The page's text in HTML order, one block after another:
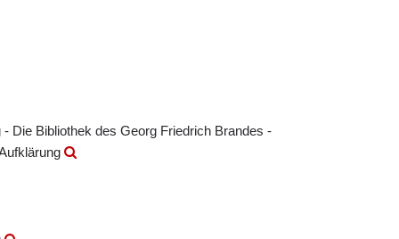
Die Bibliothek des Georg Friedrich Brandes -